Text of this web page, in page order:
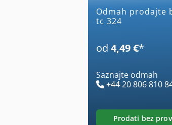
Odmah prodajte brother
tc 324
od 4,49 €*
Saznajte odmah
+44 20 806 810
prodati bez